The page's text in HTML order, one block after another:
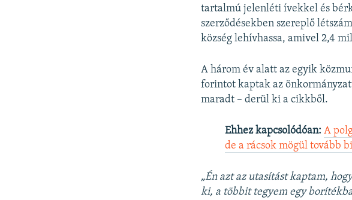
tartalmú jelenléti ívekkel és
szerződésekben szereplő
község lehívhassa, amivel 2,4
A három év alatt az egyik
forintot kaptak az
maradt – derül ki a cikkből.
Ehhez kapcsolódóan: A
de a rácsok mögül tovább
„Én azt az utasítást kaptam,
ki, a többit tegyem egy